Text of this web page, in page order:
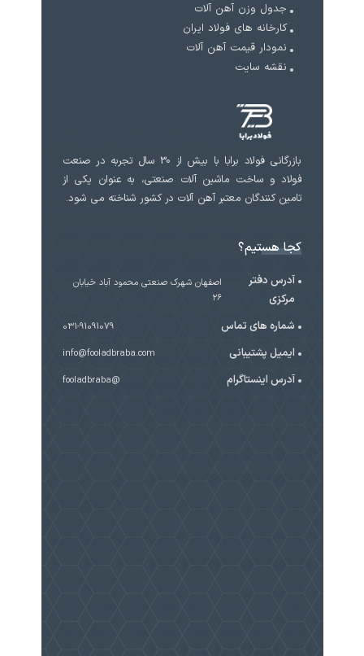
جدول وزن آهن آلات
کارخانه های فولاد ایران
نمودار قیمت آهن آلات
نقشه سایت
بازرگانی فولاد برابا با بیش از 30 سال تجربه در صنعت
فولاد و ساخت ماشین آلات صنعتی، به عنوان یکی از
تامین کنندگان معتبر آهن آلات در کشور شناخته می شود.
کجا هستیم؟
آدرس دفتر
مرکزی
اصفهان شهرک صنعتی محمود آباد خیابان
۲۶
شماره های تماس 031-91091079
ایمیل پشتیبانی info@fooladbraba.com
آدرس اینستاگرام @fooladbraba